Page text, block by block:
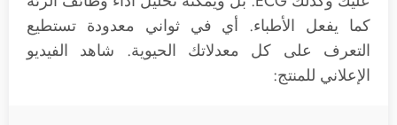
كما يفعل الأطباء. أي في ثواني معدودة تستطيع
التعرف على كل معدلاتك الحيوية. شاهد الفيديو
الإعلاني للمنتج: